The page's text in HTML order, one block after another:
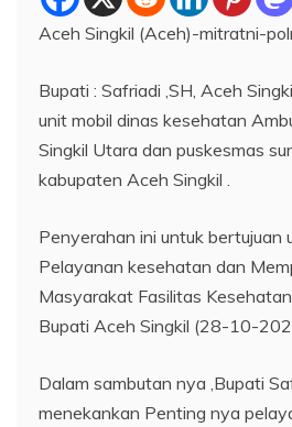
Aceh Singkil (Aceh)-mitratni-
Bupati : Safriadi ,SH, Aceh
unit mobil dinas kesehatan
Singkil Utara dan puskesmas
kabupaten Aceh Singkil .
Penyerahan ini untuk bertujuan
Pelayanan kesehatan dan
Masyarakat Fasilitas
Bupati Aceh Singkil (28-10-
Dalam sambutan nya ,Bupati
menekankan Penting nya